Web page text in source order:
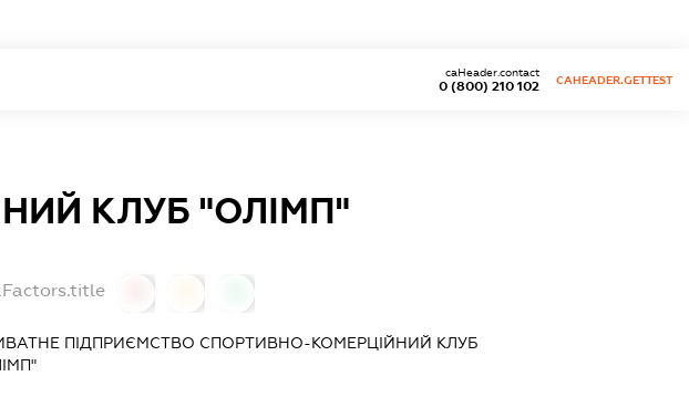
0 (800) 210 102
caHeader.contact
CAHEADER.GETTEST
КЛУБ "ОЛІМП"
ПІДПРИЄМСТВО СПОРТИВНО-КОМЕРЦІЙНИЙ КЛУБ